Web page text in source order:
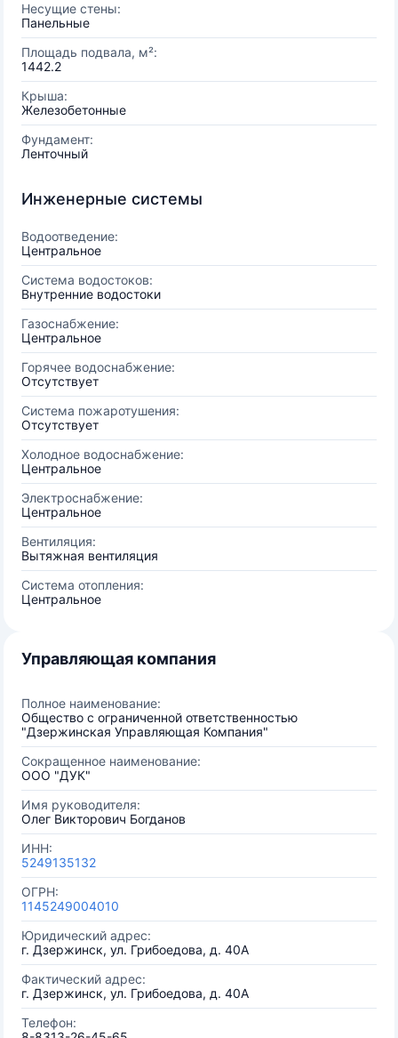
Несущие стены:
Панельные
Площадь подвала, м²:
1442.2
Крыша:
Железобетонные
Фундамент:
Ленточный
Инженерные системы
Водоотведение:
Центральное
Система водостоков:
Внутренние водостоки
Газоснабжение:
Центральное
Горячее водоснабжение:
Отсутствует
Система пожаротушения:
Отсутствует
Холодное водоснабжение:
Центральное
Электроснабжение:
Центральное
Вентиляция:
Вытяжная вентиляция
Система отопления:
Центральное
Управляющая компания
Полное наименование:
Общество с ограниченной ответственностью
"Дзержинская Управляющая Компания"
Сокращенное наименование:
ООО "ДУК"
Имя руководителя:
Олег Викторович Богданов
ИНН:
5249135132
ОГРН:
1145249004010
Юридический адрес:
г. Дзержинск, ул. Грибоедова, д. 40А
Фактический адрес:
г. Дзержинск, ул. Грибоедова, д. 40А
Телефон: